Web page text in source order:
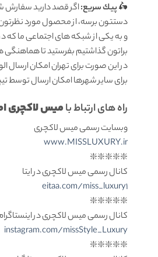
🛵پيك سریع:اگر قصد دارید سفارش
دستتون برسه، از محصول مورد
و به یکی از شبکه های اجتماعی ما که
براتون گذاشتیم بفرستید تا هماهنگی
در این صورت برای تهران امکان ارسال
برای سایر شهرها امکان ارسال توسط
راه های ارتباط بامیس لاکچری
وبسایت رسمی میس لاکچری
www.MISSLUXURY.ir
❇️❇️❇️❇️❇️
کانال رسمی میس لاکچری در ایتا
eitaa.com/miss_luxury1
❇️❇️❇️❇️❇️
کانال رسمی میس لاکچری در
instagram.com/missStyle_Luxury
❇️❇️❇️❇️❇️